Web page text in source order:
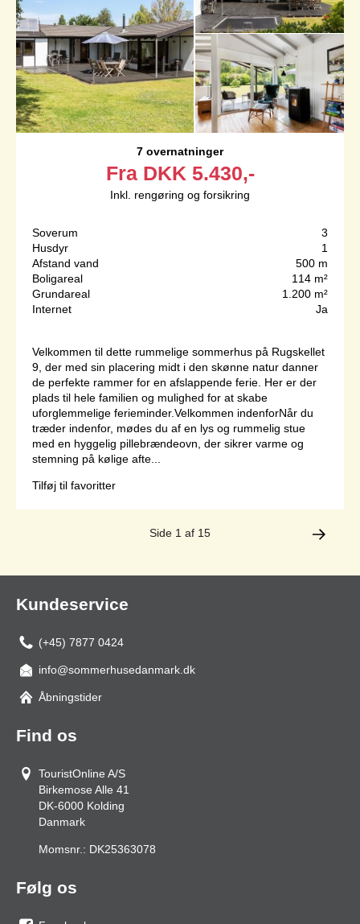
7 overnatninger
Fra DKK 5.430,-
Inkl. rengøring og forsikring
Soverum
3
Husdyr
1
Afstand vand
500 m
Boligareal
114 m²
Grundareal
1.200 m²
Internet
Ja
Velkommen til dette rummelige sommerhus på Rugskellet
9, der med sin placering midt i den skønne natur danner
de perfekte rammer for en afslappende ferie. Her er der
plads til hele familien og mulighed for at skabe
uforglemmelige ferieminder.Velkommen indenforNår du
træder indenfor, mødes du af en lys og rummelig stue
med en hyggelig pillebrændeovn, der sikrer varme og
stemning på kølige afte...
Tilføj til favoritter
Side 1 af 15
Kundeservice
(+45) 7877 0424
info@sommerhusedanmark.dk
Åbningstider
Find os
TouristOnline A/S
Birkemose Alle 41
DK-6000 Kolding
Danmark
Momsnr.: DK25363078
Følg os